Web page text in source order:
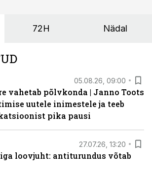
72H Nädal
05.08.26, 09:00
vahetab põlvkonda | Janno Toots
uutele inimestele ja teeb
pika pausi
27.07.26, 13:20
loovjuht: antiturundus võtab